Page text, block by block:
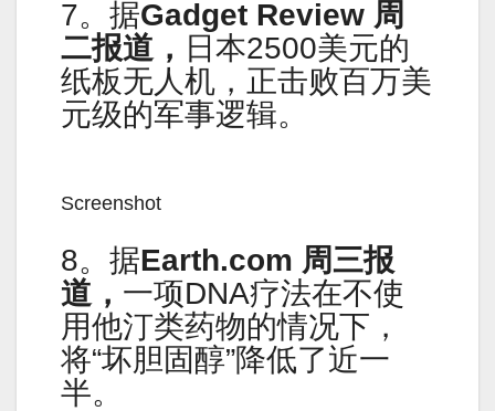
7。据Gadget Review 周
二报道， 日本2500美元的
纸板无人机，正击败百万美
元级的军事逻辑。
Screenshot
8。据Earth.com 周三报
道， 一项DNA疗法在不使
用他汀类药物的情况下，
将“坏胆固醇”降低了近一
半。